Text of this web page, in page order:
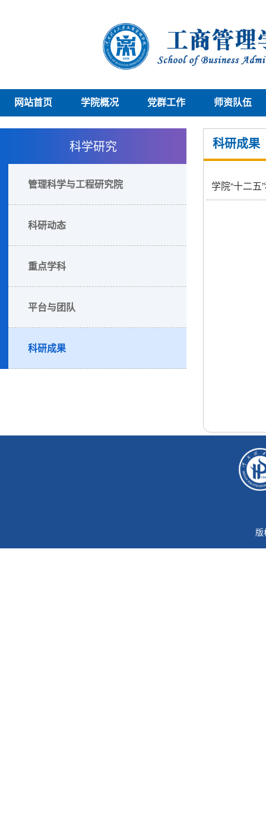
网站首页 学院概况 党群工作 师资队伍
科学研究
管理科学与工程研究院
科研动态
重点学科
平台与团队
科研成果
科研成果
学院“十二五